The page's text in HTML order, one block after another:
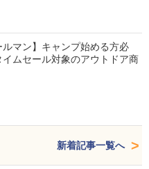
ルマン】キャンプ始める方必
イムセール対象のアウトドア商
新着記事一覧へ